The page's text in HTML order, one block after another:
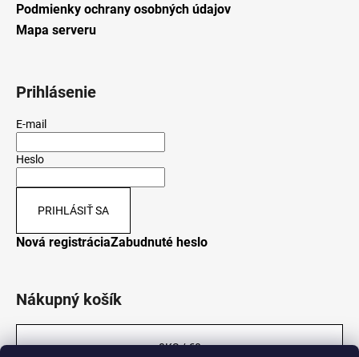
Podmienky ochrany osobných údajov
Mapa serveru
Prihlásenie
E-mail
Heslo
PRIHLÁSIŤ SA
Nová registráciaZabudnuté heslo
Nákupný košík
0KS /€0